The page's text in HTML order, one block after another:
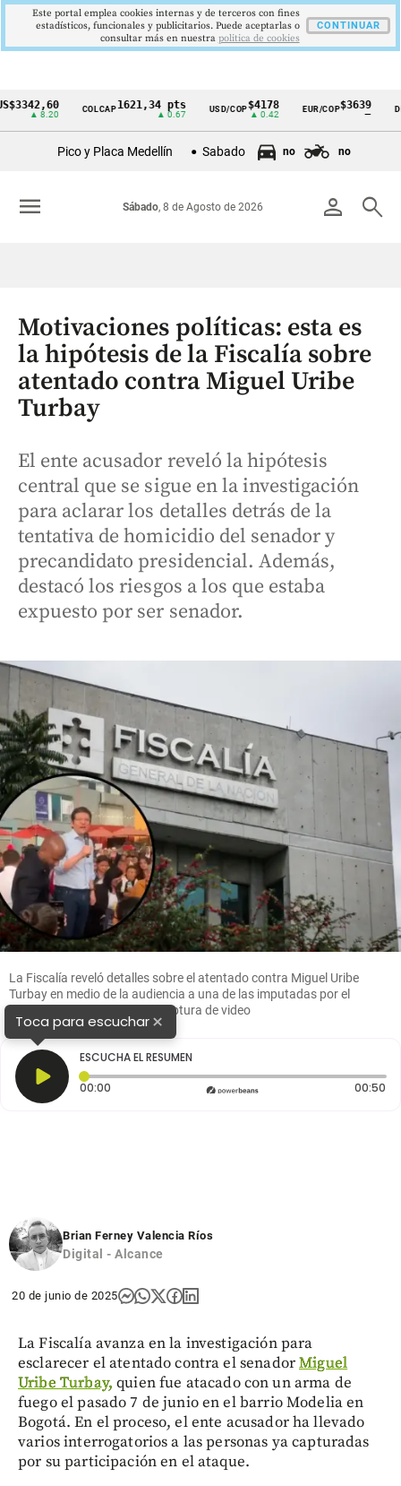
Cintillo
Colombia
COLCAP1621,34 pts USD/COP$4178
▲ 0.42
EUR/COP$3639
—
Pico y Placa Medellín Sabado no no
person search
Sábado, 8 de Agosto de 2026
menu
Motivaciones políticas: esta es
la hipótesis de la Fiscalía sobre
atentado contra Miguel Uribe
Turbay
El ente acusador reveló la hipótesis
central que se sigue en la investigación
para aclarar los detalles detrás de la
tentativa de homicidio del senador y
precandidato presidencial. Además,
destacó los riesgos a los que estaba
expuesto por ser senador.
La Fiscalía reveló detalles sobre el atentado contra Miguel Uribe
Turbay en medio de la audiencia a una de las imputadas por el
crimen. Fotos: Colprensa y captura de video
Toca para escuchar×
ESCUCHA EL RESUMEN
00:00 Tiempo transcurrido: 0 segundos 00:50
Brian Ferney Valencia Ríos
Digital - Alcance
20 de junio de 2025
La Fiscalía avanza en la investigación para
esclarecer el atentado contra el senadorMiguel
Uribe Turbay, quien fue atacado con un arma de
fuego el pasado 7 de junio en el barrio Modelia en
Bogotá. En el proceso, el ente acusador ha llevado
varios interrogatorios a las personas ya capturadas
por su participación en el ataque.
Este portal emplea cookies internas y de terceros con fines
estadísticos, funcionales y publicitarios. Puede aceptarlas o
consultar más en nuestra politica de cookies
CONTINUAR